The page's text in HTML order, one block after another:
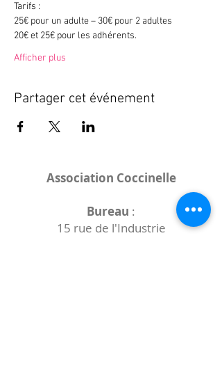
Tarifs :
25€ pour un adulte – 30€ pour 2 adultes
20€ et 25€ pour les adhérents.
Afficher plus
Partager cet événement
Association Coccinelle
Bureau :
15 rue de l'Industrie